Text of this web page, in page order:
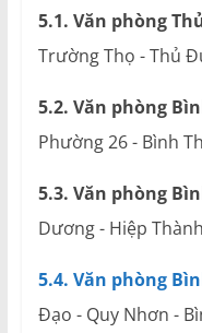
5.1. Văn phòng
Trường Thọ - Thủ
5.2. Văn phòng
Phường 26 - Bình
5.3. Văn phòng
Dương - Hiệp
5.4. Văn phòng
Đạo - Quy Nhơn -